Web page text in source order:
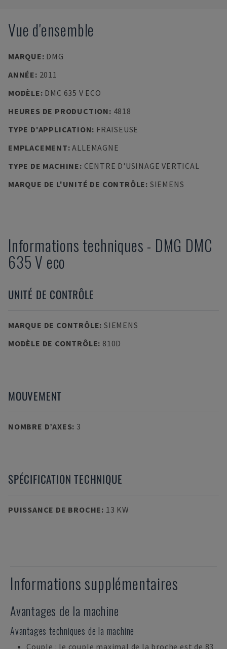
Vue d'ensemble
MARQUE: DMG
ANNÉE: 2011
MODÈLE: DMC 635 V ECO
HEURES DE PRODUCTION: 4818
TYPE D'APPLICATION: FRAISEUSE
EMPLACEMENT:ALLEMAGNE
TYPE DE MACHINE: CENTRE D'USINAGE VERTICAL
MARQUE DE L'UNITÉ DE CONTRÔLE: SIEMENS
Informations techniques - DMG DMC
635 V eco
UNITÉ DE CONTRÔLE
MARQUE DE CONTRÔLE: SIEMENS
MODÈLE DE CONTRÔLE: 810D
MOUVEMENT
NOMBRE D’AXES: 3
SPÉCIFICATION TECHNIQUE
PUISSANCE DE BROCHE: 13 KW
Informations supplémentaires
Avantages de la machine
Avantages techniques de la machine
Couple : le couple maximal de la broche est de 83